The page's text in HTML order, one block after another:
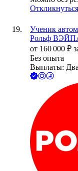
Откликнуться
Ученик
Рольф
от 160 000 ₽
Без опыта
Выплаты: Два